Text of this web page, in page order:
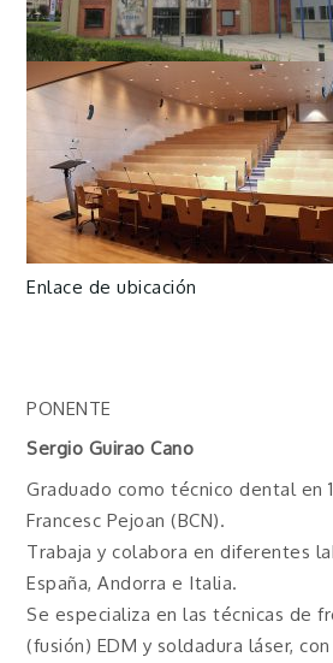
Enlace de ubicación
PONENTE
Sergio Guirao Cano
Graduado como técnico dental en
Francesc Pejoan (BCN).
Trabaja y colabora en diferentes
España, Andorra e Italia.
Se especializa en las técnicas de
(fusión) EDM y soldadura láser,